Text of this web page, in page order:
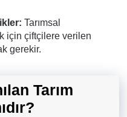
Tarımsal
için çiftçilere verilen
gerekir.
Tarım